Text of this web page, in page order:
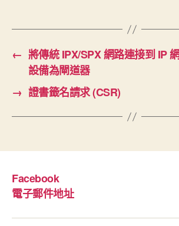
← 將傳統 IPX/SPX 網路連接到 IP
設備為閘道器
→ 證書籤名請求 (CSR)
Facebook
電子郵件地址